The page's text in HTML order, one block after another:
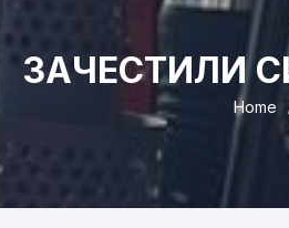
ЗАЧЕСТИЛИ
Home